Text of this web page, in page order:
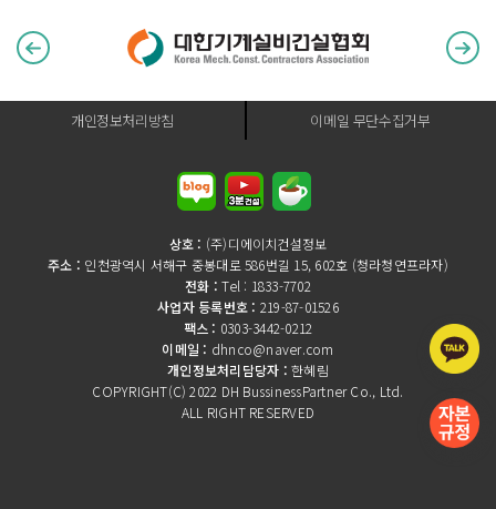
개인정보처리방침 이메일 무단수집거부
상호 : (주)디에이치건설정보
주소 : 인천광역시 서해구 중봉대로 586번길 15, 602호 (청라청연프라자)
전화 :Tel : 1833-7702
사업자 등록번호 : 219-87-01526
팩스 : 0303-3442-0212
이메일 : dhnco@naver.com
개인정보처리담당자 :한혜림
COPYRIGHT(C) 2022 DH BussinessPartner Co., Ltd.
ALL RIGHT RESERVED